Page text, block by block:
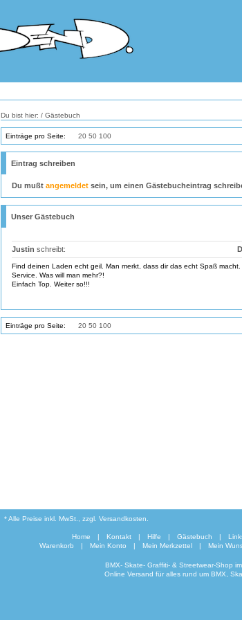
Du bist hier: / Gästebuch
Einträge pro Seite: 20 50 100
Eintrag schreiben
Du mußt angemeldet sein, um einen Gästebucheintrag
Unser Gästebuch
Justin schreibt:
Find deinen Laden echt geil. Man merkt, dass dir das echt Spaß
Service. Was will man mehr?!
Einfach Top. Weiter so!!!
Einträge pro Seite: 20 50 100
* Alle Preise inkl. MwSt., zzgl. Versandkosten.
Home | Kontakt | Hilfe | Gästebuch |
Warenkorb
| Mein Konto | Mein Merkzettel | Mein
BMX- Skate- Graffiti- & Streetwear-Shop
Online Versand für alles rund um BMX,